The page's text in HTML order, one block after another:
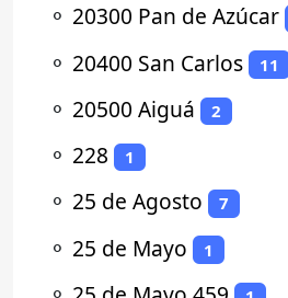
⚬ 20300 Pan de Azúcar
⚬ 20400 San Carlos 11
⚬ 20500 Aiguá 2
⚬ 228 1
⚬ 25 de Agosto 7
⚬ 25 de Mayo 1